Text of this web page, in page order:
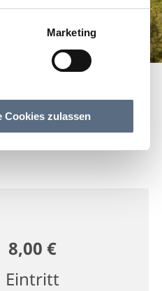
Marketing
Cookies zulassen
8,00 €
Eintritt